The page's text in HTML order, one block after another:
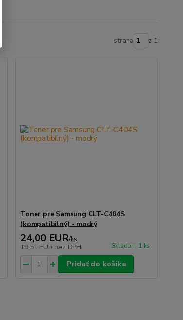
strana z 1
Toner pre Samsung CLT-C404S
(kompatibilný) - modrý
24,00 EUR/ks
19,51 EUR bez DPH Skladom 1 ks
Pridať do košíka